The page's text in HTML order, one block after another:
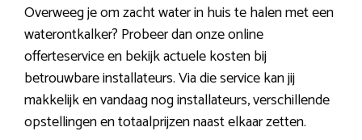
Overweeg je om zacht water in huis te halen met een
waterontkalker? Probeer dan onze online
offerteservice en bekijk actuele kosten bij
betrouwbare installateurs. Via die service kan jij
makkelijk en vandaag nog installateurs, verschillende
opstellingen en totaalprijzen naast elkaar zetten.